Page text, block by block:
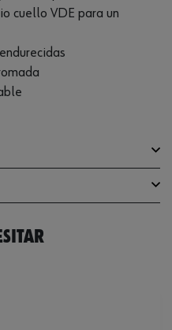
cuello VDE para un
ST
70 mm²
071401586